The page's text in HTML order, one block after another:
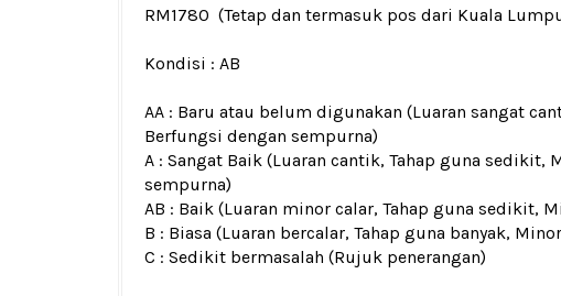
RM1780 (Tetap dan termasuk pos dari Kuala
Kondisi : AB
AA : Baru atau belum digunakan (Luaran sangat
Berfungsi dengan sempurna)
A : Sangat Baik (Luaran cantik, Tahap guna
sempurna)
AB : Baik (Luaran minor calar, Tahap guna sedikit,
B : Biasa (Luaran bercalar, Tahap guna banyak,
C : Sedikit bermasalah (Rujuk penerangan)